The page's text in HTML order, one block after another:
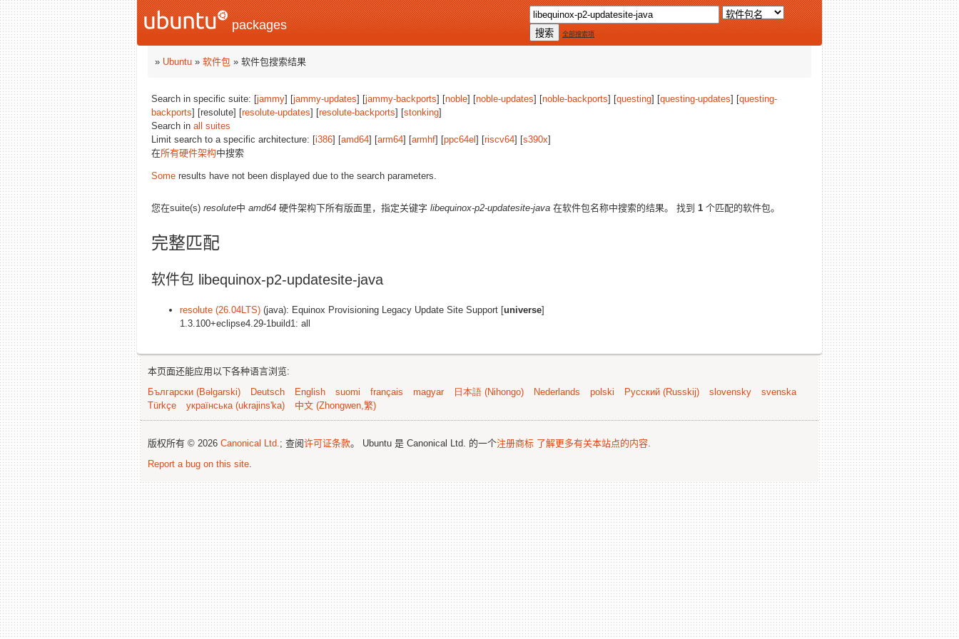
packages
全部搜索项
» Ubuntu » 软件包 » 软件包搜索结果
Search in specific suite: [jammy] [jammy-updates] [jammy-backports] [noble] [noble-updates] [noble-backports] [questing] [questing-updates] [questing-
backports] [resolute] [resolute-updates] [resolute-backports] [stonking]
Search in all suites
Limit search to a specific architecture: [i386] [amd64] [arm64] [armhf] [ppc64el ] [riscv64] [s390x]
在所有硬件架构中搜索
Some results have not been displayed due to the search parameters.
您在suite(s) resolute中 amd64 硬件架构下所有版面里，指定关键字 libequinox-p2-updatesite-java 在软件包名称中搜索的结果。 找到 1 个匹配的软件包。
完整匹配
软件包 libequinox-p2-updatesite-java
resolute (26.04LTS) (java): Equinox Provisioning Legacy Update Site Support [universe]
1.3.100+eclipse4.29-1build1: all
本页面还能应用以下各种语言浏览:
Български (Bəlgarski)
Deutsch English suomi français magyar 日本語 (Nihongo) Nederlands polski Русский (Russkij) slovensky
svenska
Türkçe
українська (ukrajins'ka) 中文 (Zhongwen,繁)
版权所有 © 2026 Canonical Ltd. ; 查阅许可证条款。 Ubuntu 是 Canonical Ltd. 的一个注册商标 了解更多有关本站点的内容
Report a bug on this site